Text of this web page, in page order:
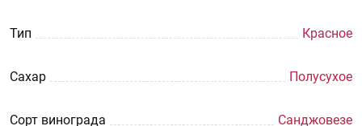
Тип Красное
Сахар Полусухое
Сорт винограда Санджовезе